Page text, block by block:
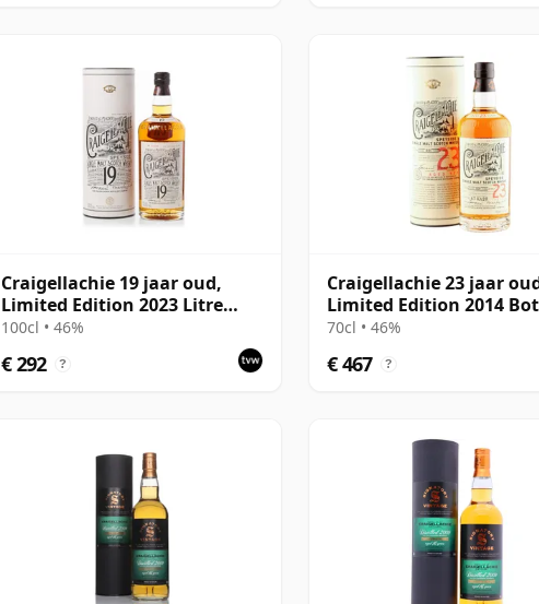
Craigellachie 19 jaar oud,
Limited Edition 2023 Litre
Bottling with Tube - Batch 78-
100cl • 46%
€ 292 ?
Craigellachie 23 jaar
Limited Edition 2014
with Tube - Batch 67-KA23
70cl • 46%
€ 467 ?